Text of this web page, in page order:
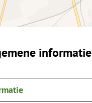
informatie